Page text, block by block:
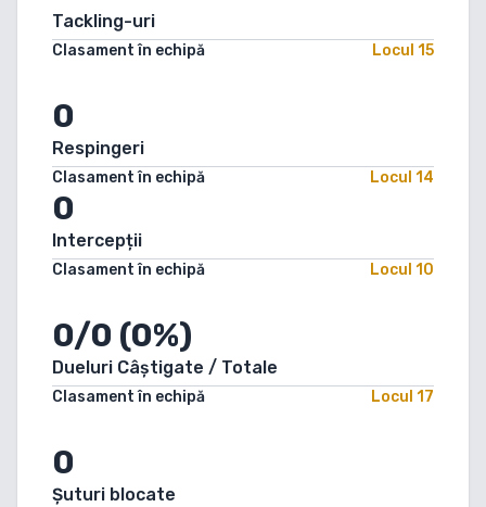
Tackling-uri
Clasament în echipă Locul 15
0
Respingeri
Clasament în echipă Locul 14
0
Intercepții
Clasament în echipă Locul 10
0/0 (0%)
Dueluri Câștigate / Totale
Clasament în echipă Locul 17
0
Șuturi blocate